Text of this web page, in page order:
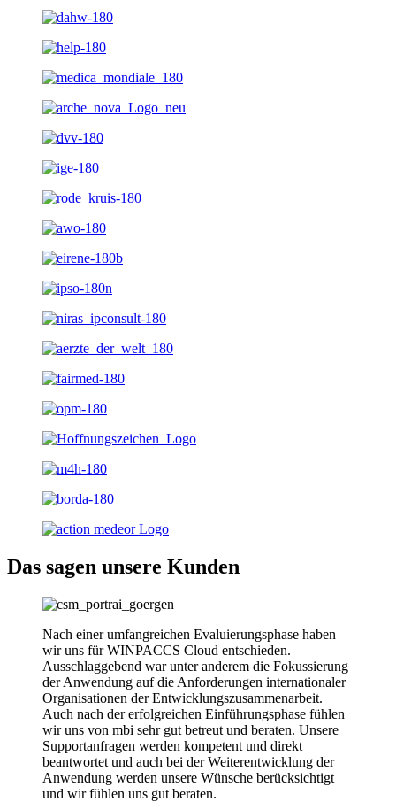
Das sagen unsere Kunden
Nach einer umfangreichen Evaluierungsphase haben
wir uns für WINPACCS Cloud entschieden.
Ausschlaggebend war unter anderem die Fokussierung
der Anwendung auf die Anforderungen internationaler
Organisationen der Entwicklungszusammenarbeit.
Auch nach der erfolgreichen Einführungsphase fühlen
wir uns von mbi sehr gut betreut und beraten. Unsere
Supportanfragen werden kompetent und direkt
beantwortet und auch bei der Weiterentwicklung der
Anwendung werden unsere Wünsche berücksichtigt
und wir fühlen uns gut beraten.